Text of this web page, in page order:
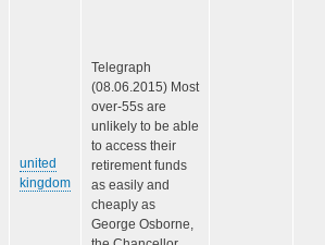
united
kingdom
Telegraph
(08.06.2015) Most
over-55s are
unlikely to be able
to access their
retirement funds
as easily and
cheaply as
George Osborne,